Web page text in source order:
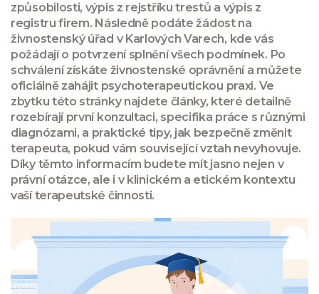
způsobilosti, výpis z rejstříku trestů a výpis z
registru firem. Následně podáte žádost na
živnostenský úřad v Karlových Varech, kde vás
požádají o potvrzení splnění všech podmínek. Po
schválení získáte živnostenské oprávnění a můžete
oficiálně zahájit psychoterapeutickou praxi. Ve
zbytku této stránky najdete články, které detailně
rozebírají první konzultaci, specifika práce s různými
diagnózami, a praktické tipy, jak bezpečně změnit
terapeuta, pokud vám související vztah nevyhovuje.
Díky těmto informacím budete mít jasno nejen v
právní otázce, ale i v klinickém a etickém kontextu
vaší terapeutské činnosti.